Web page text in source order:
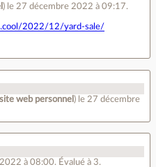
) le 27 décembre 2022 à 09:17.
2022/12/yard-sale/
site web personnel ) le 27 décembre
à 08:00. Évalué à 3.